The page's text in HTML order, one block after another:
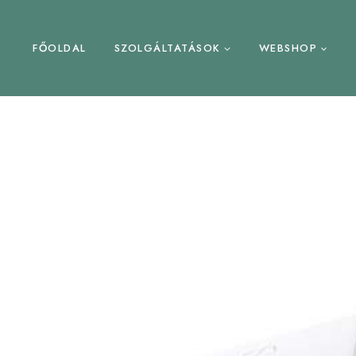
FŐOLDAL SZOLGÁLTATÁSOK WEBSHOP